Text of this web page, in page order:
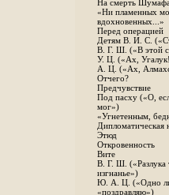
На смерть
«Ни пламенных
вдохновенных...»
Перед операцией
Детям В. И. С.
В. Г. Ш. («В этой
У. Ц. («Ах,
А. Ц. («Ах,
Отчего?
Предчувствие
Под пасху («О,
мог»)
«Угнетенным,
Дипломатическая
Этюд
Откровенность
Вите
B. Г. Ш. («Разлука
изгнанье»)
Ю. А. Ц. («Одно
«поздравляю»)